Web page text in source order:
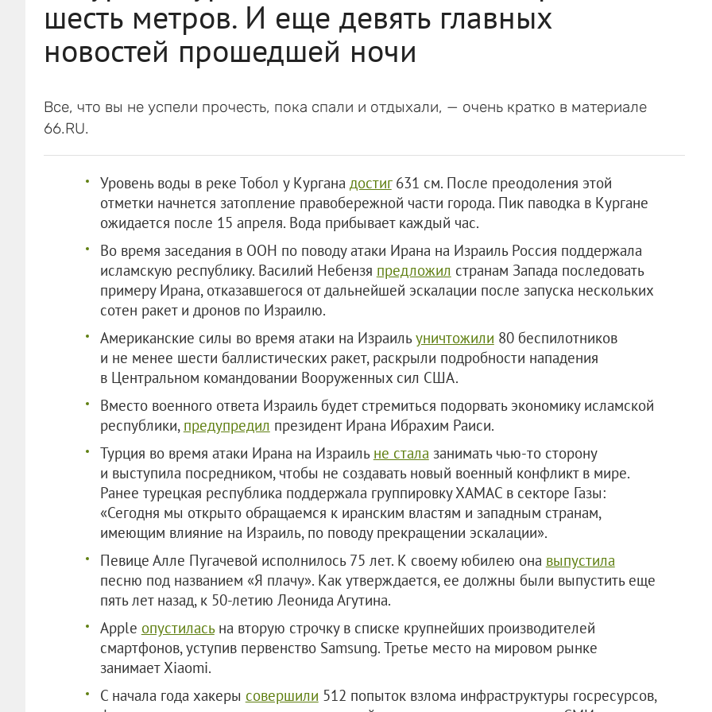
шесть метров. И еще девять главных
новостей прошедшей ночи
Все, что вы не успели прочесть, пока спали и отдыхали, — очень кратко в материале
66.RU.
Уровень воды в реке Тобол у Кургана достиг631 см. После преодоления этой
отметки начнется затопление правобережной части города. Пик паводка в Кургане
ожидается после 15 апреля. Вода прибывает каждый час.
Во время заседания в ООН по поводу атаки Ирана на Израиль Россия поддержала
исламскую республику. Василий Небензя предложил странам Запада последовать
примеру Ирана, отказавшегося от дальнейшей эскалации после запуска нескольких
сотен ракет и дронов по Израилю.
Американские силы во время атаки на Израильуничтожили 80 беспилотников
и не менее шести баллистических ракет, раскрыли подробности нападения
в Центральном командовании Вооруженных сил США.
Вместо военного ответа Израиль будет стремиться подорвать экономику исламской
республики, предупредил президент Ирана Ибрахим Раиси.
Турция во время атаки Ирана на Израиль не стала занимать чью-то сторону
и выступила посредником, чтобы не создавать новый военный конфликт в мире.
Ранее турецкая республика поддержала группировку ХАМАС в секторе Газы:
«Сегодня мы открыто обращаемся к иранским властям и западным странам,
имеющим влияние на Израиль, по поводу прекращении эскалации».
Певице Алле Пугачевой исполнилось 75 лет. К своему юбилею она выпустила
песню под названием «Я плачу». Как утверждается, ее должны были выпустить еще
пять лет назад, к 50-летию Леонида Агутина.
Apple опустиласьна вторую строчку в списке крупнейших производителей
смартфонов, уступив первенство Samsung. Третье место на мировом рынке
занимает Xiaomi.
С начала года хакеры совершили 512 попыток взлома инфраструктуры госресурсов,